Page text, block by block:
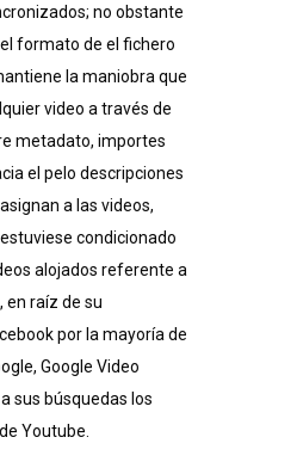
no obstante
formato de el fichero
la maniobra que
video a través de
metadato, importes
el pelo descripciones
a las videos,
condicionado
alojados referente a
en raíz de su
por la mayoría de
Google Video
sus búsquedas los
Youtube.